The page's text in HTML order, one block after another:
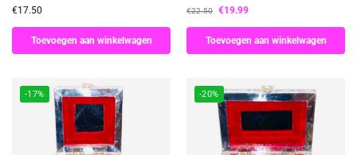
€17.50
Toevoegen aan winkelwagen
€22.50 €19.99
Toevoegen aan winkelwagen
-17% -20%